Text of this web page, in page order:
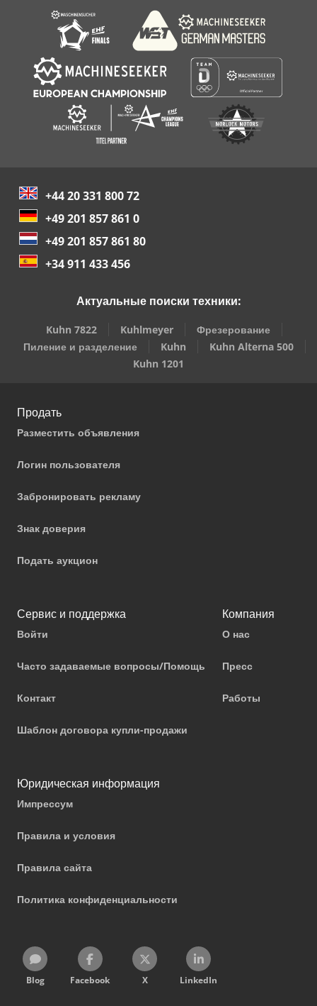
+44 20 331 800 72
+49 201 857 861 0
+49 201 857 861 80
+34 911 433 456
Актуальные поиски техники:
Kuhn 7822 Kuhlmeyer
Фрезерование
Пиление и разделение
Kuhn
Kuhn Alterna 500
Kuhn 1201
Продать
Разместить объявления
Логин пользователя
Забронировать рекламу
Знак доверия
Подать аукцион
Сервис и поддержка
Войти
Часто задаваемые вопросы/Помощь
Контакт
Шаблон договора купли-продажи
Компания
О нас
Пресс
Работы
Юридическая информация
Импрессум
Правила и условия
Правила сайта
Политика конфиденциальности
Blog Facebook X LinkedIn